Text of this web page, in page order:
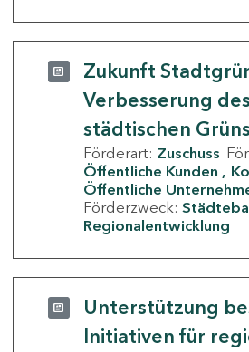
Zukunft
Verbesserung des
städtischen
Förderart: Zuschuss
Öffentliche Kunden
Öffentliche
Förderzweck:
Regionalentwicklung
Unterstützung
Initiativen für